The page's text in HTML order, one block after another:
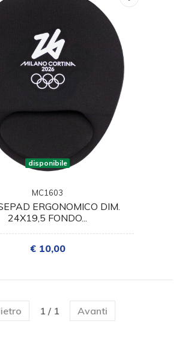
disponibile
MC1603
ERGONOMICO DIM.
24X19,5 FONDO...
€ 10,00
1 / 1 Avanti